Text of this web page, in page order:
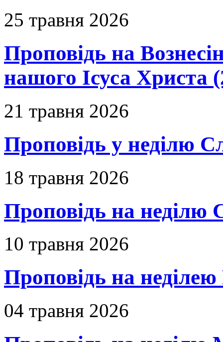
25 травня 2026
Проповідь на
нашого Ісуса Христа
21 травня 2026
Проповідь у неділю
18 травня 2026
Проповідь на неділю
10 травня 2026
Проповідь на неділею
04 травня 2026